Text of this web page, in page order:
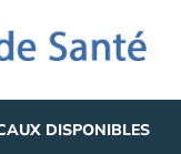
DISPONIBLES